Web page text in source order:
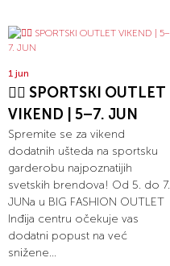
1 jun
🏃‍♀️ SPORTSKI OUTLET
VIKEND | 5–7. JUN
Spremite se za vikend
dodatnih ušteda na sportsku
garderobu najpoznatijih
svetskih brendova! Od 5. do 7.
JUNa u BIG FASHION OUTLET
Inđija centru očekuje vas
dodatni popust na već
snižene...